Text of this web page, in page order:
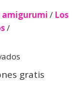
amigurumi / Los
/
gratis